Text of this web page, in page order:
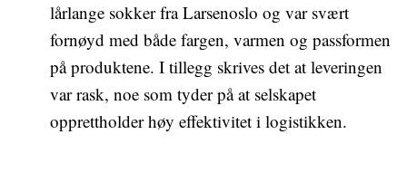
lårlange sokker fra Larsenoslo og var svært
fornøyd med både fargen, varmen og passformen
på produktene. I tillegg skrives det at leveringen
var rask, noe som tyder på at selskapet
opprettholder høy effektivitet i logistikken.